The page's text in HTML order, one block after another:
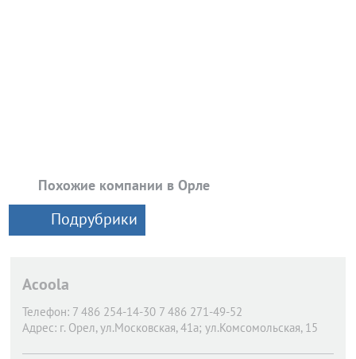
Похожие компании в Орле
Подрубрики
Acoola
Телефон: 7 486 254-14-30 7 486 271-49-52
Адрес: г. Орел, ул.Московская, 41а; ул.Комсомольская, 15